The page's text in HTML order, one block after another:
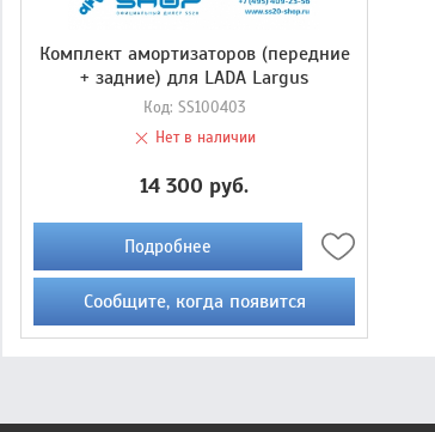
Комплект амортизаторов (передние
+ задние) для LADA Largus
Код: SS100403
Нет в наличии
14 300 руб.
Подробнее
Сообщите, когда появится